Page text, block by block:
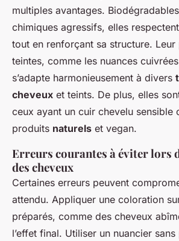
multiples avantages.
chimiques agressifs, elles
tout en renforçant sa structure. Leur
teintes, comme les nuances
s’adapte harmonieusement à divers
cheveux et teints. De plus, elles
ceux ayant un cuir chevelu sensible
produits naturels et vegan.
Erreurs courantes à éviter lors
des cheveux
Certaines erreurs peuvent
attendu. Appliquer une coloration
préparés, comme des cheveux
l’effet final. Utiliser un nuancier